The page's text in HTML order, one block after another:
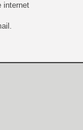
internet